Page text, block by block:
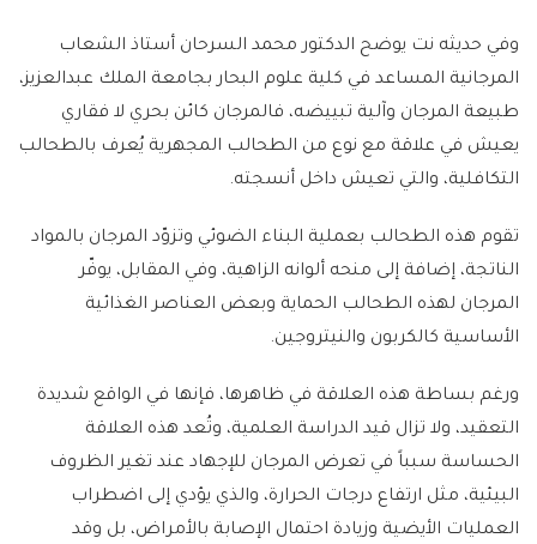
وفي حديثه نت يوضح الدكتور محمد السرحان أستاذ الشعاب
المرجانية المساعد في كلية علوم البحار بجامعة الملك عبدالعزيز،
طبيعة المرجان وآلية تبييضه، فالمرجان كائن بحري لا فقاري
يعيش في علاقة مع نوع من الطحالب المجهرية يُعرف بالطحالب
التكافلية، والتي تعيش داخل أنسجته.
تقوم هذه الطحالب بعملية البناء الضوئي وتزوّد المرجان بالمواد
الناتجة، إضافة إلى منحه ألوانه الزاهية، وفي المقابل، يوفّر
المرجان لهذه الطحالب الحماية وبعض العناصر الغذائية
الأساسية كالكربون والنيتروجين.
ورغم بساطة هذه العلاقة في ظاهرها، فإنها في الواقع شديدة
التعقيد، ولا تزال قيد الدراسة العلمية، وتُعد هذه العلاقة
الحساسة سبباً في تعرض المرجان للإجهاد عند تغير الظروف
البيئية، مثل ارتفاع درجات الحرارة، والذي يؤدي إلى اضطراب
العمليات الأيضية وزيادة احتمال الإصابة بالأمراض، بل وقد